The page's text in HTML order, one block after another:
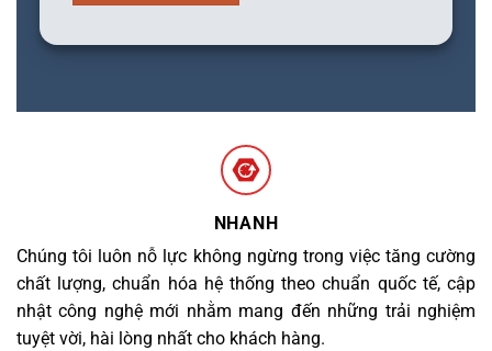
NHANH
Chúng tôi luôn nỗ lực không ngừng trong việc tăng cường
chất lượng, chuẩn hóa hệ thống theo chuẩn quốc tế, cập
nhật công nghệ mới nhằm mang đến những trải nghiệm
tuyệt vời, hài lòng nhất cho khách hàng.